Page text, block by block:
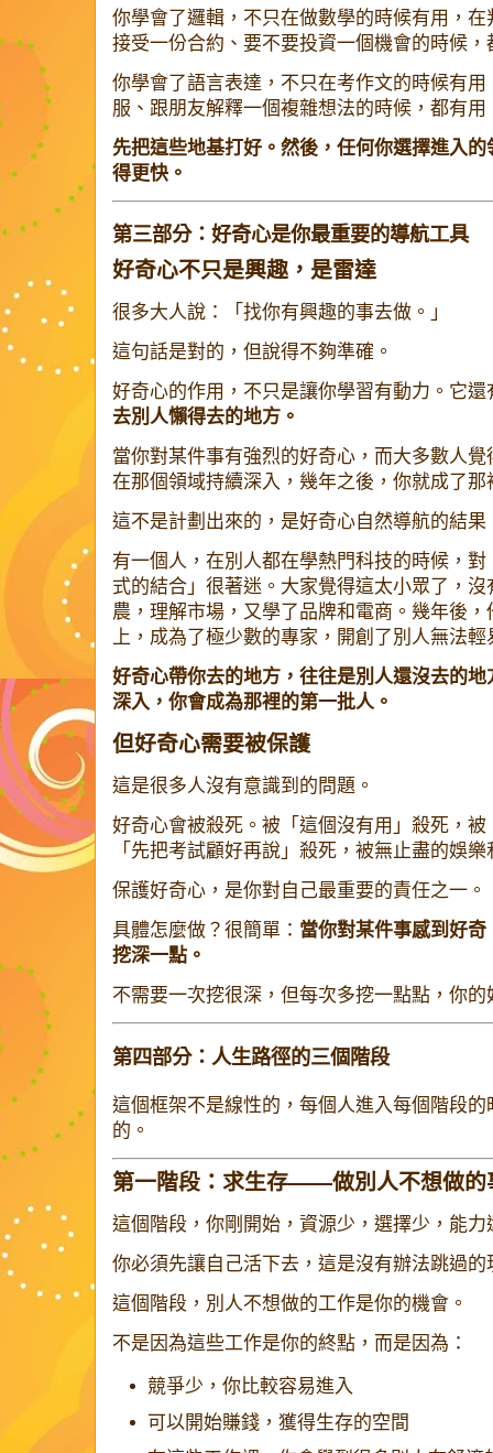
你學會了邏輯，不只在做數學的時候有用，
接受一份合約、要不要投資一個機會的時候，
你學會了語言表達，不只在考作文的時候有
服、跟朋友解釋一個複雜想法的時候，都有用
先把這些地基打好。然後，任何你選擇進入
得更快。
第三部分：好奇心是你最重要的導航工具
好奇心不只是興趣，是雷達
很多大人說：「找你有興趣的事去做。」
這句話是對的，但說得不夠準確。
好奇心的作用，不只是讓你學習有動力。它
去別人懶得去的地方。
當你對某件事有強烈的好奇心，而大多數人
在那個領域持續深入，幾年之後，你就成了那
這不是計劃出來的，是好奇心自然導航的結果
有一個人，在別人都在學熱門科技的時候，
式的結合」很著迷。大家覺得這太小眾了，
農，理解市場，又學了品牌和電商。幾年後
上，成為了極少數的專家，開創了別人無法
好奇心帶你去的地方，往往是別人還沒去的
深入，你會成為那裡的第一批人。
但好奇心需要被保護
這是很多人沒有意識到的問題。
好奇心會被殺死。被「這個沒有用」殺死，
「先把考試顧好再說」殺死，被無止盡的娛
保護好奇心，是你對自己最重要的責任之一。
具體怎麼做？很簡單： 當你對某件事感到好
挖深一點。
不需要一次挖很深，但每次多挖一點點，你
第四部分：人生路徑的三個階段
這個框架不是線性的，每個人進入每個階段
的。
第一階段：求生存——做別人不想做的
這個階段，你剛開始，資源少，選擇少，能力
你必須先讓自己活下去，這是沒有辦法跳過的
這個階段，別人不想做的工作是你的機會。
不是因為這些工作是你的終點，而是因為：
競爭少，你比較容易進入
可以開始賺錢，獲得生存的空間